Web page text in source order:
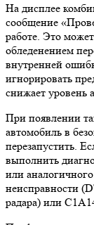
На дисплее
сообщение
работе. Это
обледенением
внутренней
игнорировать
снижает уровень
При появлении
автомобиль в
перезапустить.
выполнить
или
неисправности
радара) или